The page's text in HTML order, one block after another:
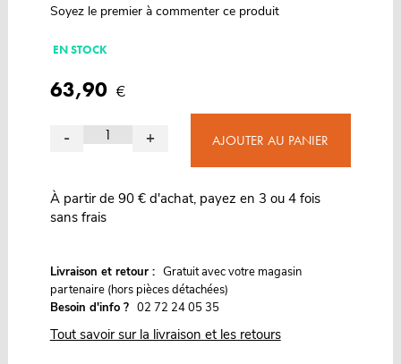
Soyez le premier à commenter ce produit
EN STOCK
63,90 €
- + AJOUTER AU PANIER
À partir de 90 € d'achat, payez en 3 ou 4 fois
sans frais
Livraison et retour : Gratuit avec votre magasin
partenaire (hors pièces détachées)
Besoin d'info ? 02 72 24 05 35
Tout savoir sur la livraison et les retours